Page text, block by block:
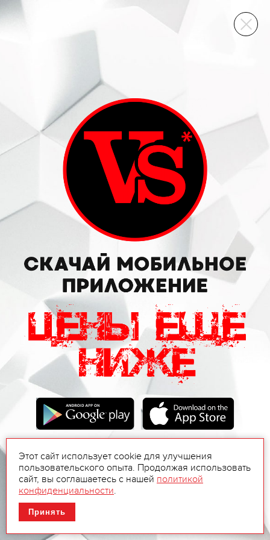
ВИННЫЙ СКЛАД
Этот сайт использует cookie для улучшения
пользовательского опыта. Продолжая использовать
сайт, вы соглашаетесь с нашей политикой
конфиденциальности.
Принять